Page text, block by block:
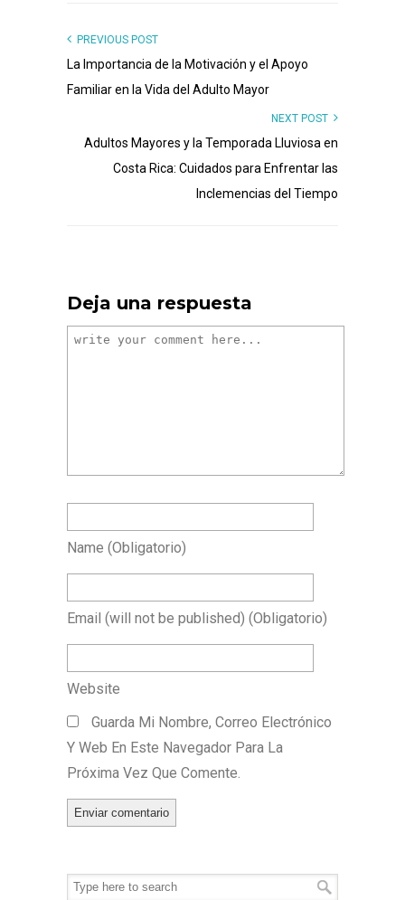
PREVIOUS POST
La Importancia de la Motivación y el Apoyo
Familiar en la Vida del Adulto Mayor
NEXT POST
Adultos Mayores y la Temporada Lluviosa en
Costa Rica: Cuidados para Enfrentar las
Inclemencias del Tiempo
Deja una respuesta
Name (obligatorio)
Email (will not be published) (obligatorio)
Website
Guarda Mi Nombre, Correo Electrónico
Y Web En Este Navegador Para La
Próxima Vez Que Comente.